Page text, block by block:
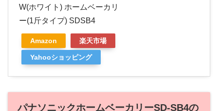
W(ホワイト) ホームベーカリ
ー(1斤タイプ) SDSB4
Amazon 楽天市場
Yahooショッピング
パナソニックホームベーカリーSD-SB4の